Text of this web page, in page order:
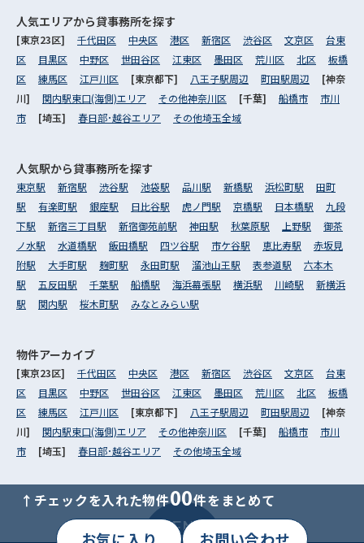
↑チェックを入れた物件00件をまとめて
MENU
人気エリアから貸事務所を探す
[東京23区] 千代田区 中央区 港区 新宿区 渋谷区 文京区
台東
区
目黒区 中野区 世田谷区 江東区 墨田区 荒川区 北区
板橋
区
練馬区 江戸川区 [東京都下] 八王子駅周辺 町田駅周辺
[神奈
川] 関内駅東口(海側)エリア その他神奈川区 [千葉] 船橋市
市川
市
[埼玉] 春日部･越谷エリア その他埼玉全域
人気駅から貸事務所を探す
東京駅 新宿駅 渋谷駅 池袋駅 品川駅 新橋駅 浜松町駅
田町
駅
有楽町駅 銀座駅 日比谷駅 虎ノ門駅 京橋駅 日本橋駅
九段
下駅
新宿三丁目駅 新宿御苑前駅 神田駅 秋葉原駅 上野駅
御茶
ノ水駅
水道橋駅 飯田橋駅 四ツ谷駅 市ケ谷駅 恵比寿駅
赤坂見
附駅
大手町駅 麹町駅 永田町駅 溜池山王駅 表参道駅
六本木
駅
五反田駅 千葉駅 船橋駅 海浜幕張駅 横浜駅 川崎駅
新横浜
駅
関内駅 桜木町駅 みなとみらい駅
物件アーカイブ
[東京23区] 千代田区 中央区 港区 新宿区 渋谷区 文京区
台東
区
目黒区 中野区 世田谷区 江東区 墨田区 荒川区 北区
板橋
区
練馬区 江戸川区 [東京都下] 八王子駅周辺 町田駅周辺
[神奈
川] 関内駅東口(海側)エリア その他神奈川区 [千葉] 船橋市
市川
市
[埼玉] 春日部･越谷エリア その他埼玉全域